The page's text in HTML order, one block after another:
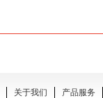
关于我们
产品服务